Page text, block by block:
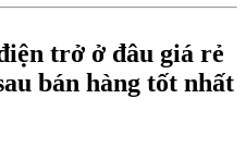
trở ở đâu giá rẻ
bán hàng tốt nhất